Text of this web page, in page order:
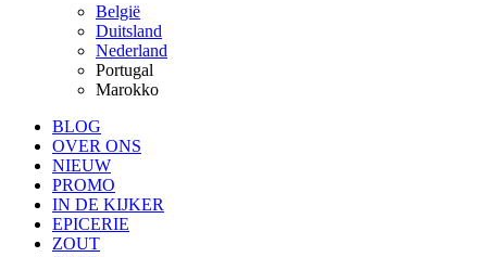
België
Duitsland
Nederland
Portugal
Marokko
BLOG
OVER ONS
NIEUW
PROMO
IN DE KIJKER
EPICERIE
ZOUT